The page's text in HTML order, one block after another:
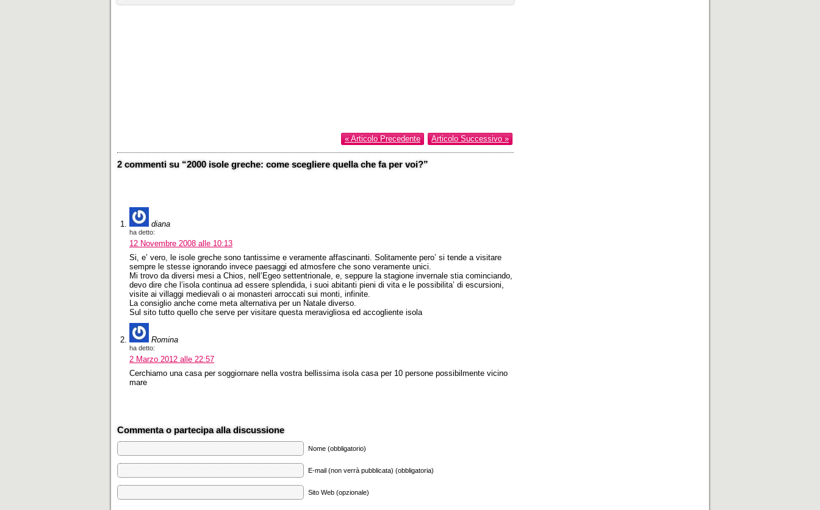
« Articolo Precedente Articolo Successivo »
2 commenti su “2000 isole greche: come scegliere quella che fa per voi?”
diana
ha detto:
12 Novembre 2008 alle 10:13
Si, e’ vero, le isole greche sono tantissime e veramente affascinanti. Solitamente pero’ si tende a visitare
sempre le stesse ignorando invece paesaggi ed atmosfere che sono veramente unici.
Mi trovo da diversi mesi a Chios, nell’Egeo settentrionale, e, seppure la stagione invernale stia cominciando,
devo dire che l’isola continua ad essere splendida, i suoi abitanti pieni di vita e le possibilita’ di escursioni,
visite ai villaggi medievali o ai monasteri arroccati sui monti, infinite.
La consiglio anche come meta alternativa per un Natale diverso.
Sul sito tutto quello che serve per visitare questa meravigliosa ed accogliente isola
Romina
ha detto:
2 Marzo 2012 alle 22:57
Cerchiamo una casa per soggiornare nella vostra bellissima isola casa per 10 persone possibilmente vicino
mare
Commenta o partecipa alla discussione
Nome (obbligatorio)
E-mail (non verrà pubblicata) (obbligatoria)
Sito Web (opzionale)